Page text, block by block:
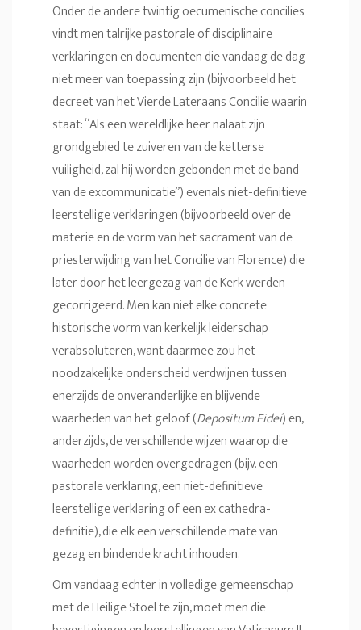
Onder de andere twintig oecumenische concilies
vindt men talrijke pastorale of disciplinaire
verklaringen en documenten die vandaag de dag
niet meer van toepassing zijn (bijvoorbeeld het
decreet van het Vierde Lateraans Concilie waarin
staat: “Als een wereldlijke heer nalaat zijn
grondgebied te zuiveren van de ketterse
vuiligheid, zal hij worden gebonden met de band
van de excommunicatie”) evenals niet-definitieve
leerstellige verklaringen (bijvoorbeeld over de
materie en de vorm van het sacrament van de
priesterwijding van het Concilie van Florence) die
later door het leergezag van de Kerk werden
gecorrigeerd. Men kan niet elke concrete
historische vorm van kerkelijk leiderschap
verabsoluteren, want daarmee zou het
noodzakelijke onderscheid verdwijnen tussen
enerzijds de onveranderlijke en blijvende
waarheden van het geloof (Depositum Fidei) en,
anderzijds, de verschillende wijzen waarop die
waarheden worden overgedragen (bijv. een
pastorale verklaring, een niet-definitieve
leerstellige verklaring of een ex cathedra-
definitie), die elk een verschillende mate van
gezag en bindende kracht inhouden.
Om vandaag echter in volledige gemeenschap
met de Heilige Stoel te zijn, moet men die